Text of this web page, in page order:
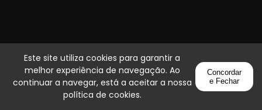
Este site utiliza cookies para garantir a
melhor experiência de navegação. Ao
continuar a navegar, está a aceitar a nossa
política de cookies.
Concordar
e Fechar